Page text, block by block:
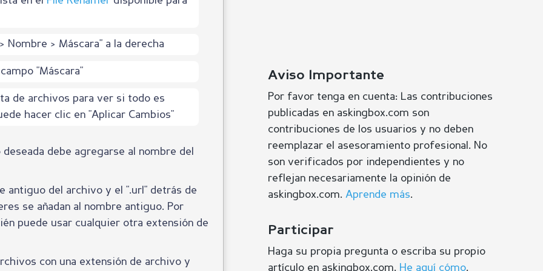
Nombre > Máscara" a la derecha
"Máscara"
de archivos para ver si todo es
hacer clic en "Aplicar Cambios"
debe agregarse al nombre del
antiguo del archivo y el ".url" detrás de
se añadan al nombre antiguo. Por
puede usar cualquier otra extensión de
con una extensión de archivo y
Aviso Importante
Por favor tenga en cuenta: Las contribuciones
publicadas en askingbox.com son
contribuciones de los usuarios y no deben
reemplazar el asesoramiento profesional. No
son verificados por independientes y no
reflejan necesariamente la opinión de
askingbox.com. Aprende más.
Participar
Haga su propia pregunta o escriba su propio
artículo en askingbox.com. He aquí cómo.